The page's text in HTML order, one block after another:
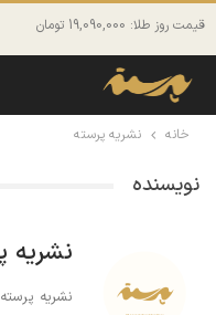
قیمت روز طلا: 19,090,000 تومان
خانه نشریه پرسته
نویسنده
نشریه
نشریه پرسته